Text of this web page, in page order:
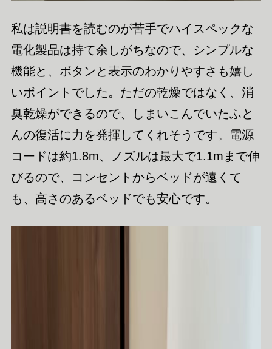
私は説明書を読むのが苦手でハイスペックな
電化製品は持て余しがちなので、シンプルな
機能と、ボタンと表示のわかりやすさも嬉し
いポイントでした。ただの乾燥ではなく、消
臭乾燥ができるので、しまいこんでいたふと
んの復活に力を発揮してくれそうです。電源
コードは約1.8m、ノズルは最大で1.1mまで伸
びるので、コンセントからベッドが遠くて
も、高さのあるベッドでも安心です。